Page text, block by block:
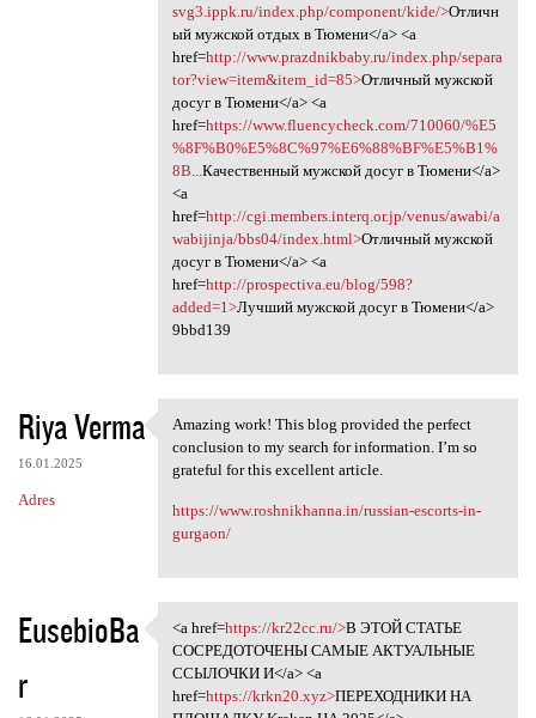
svg3.ippk.ru/index.php/component/kide/>Отличн
ый мужской отдых в Тюмени</a> <a
href=http://www.prazdnikbaby.ru/index.php/separa
tor?view=item&item_id=85>Отличный мужской
досуг в Тюмени</a> <a
href=https://www.fluencycheck.com/710060/%E5
%8F%B0%E5%8C%97%E6%88%BF%E5%B1%
8B...Качественный мужской досуг в Тюмени</a>
<a
href=http://cgi.members.interq.or.jp/venus/awabi/a
wabijinja/bbs04/index.html>Отличный мужской
досуг в Тюмени</a> <a
href=http://prospectiva.eu/blog/598?
added=1>Лучший мужской досуг в Тюмени</a>
9bbd139
Riya Verma
16.01.2025
Adres
Amazing work! This blog
Amazing work! This blog provided the perfect
conclusion to my search for information. I’m so
grateful for this excellent article.
https://www.roshnikhanna.in/russian-escorts-in-
gurgaon/
EusebioBa
r
<a href=https://kr22cc.ru/>В
<a href=https://kr22cc.ru/>В ЭТОЙ СТАТЬЕ
СОСРЕДОТОЧЕНЫ САМЫЕ АКТУАЛЬНЫЕ
ССЫЛОЧКИ И</a> <a
href=https://krkn20.xyz>ПЕРЕХОДНИКИ НА